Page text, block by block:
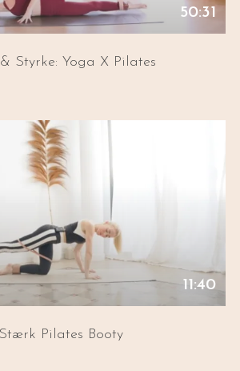
50:31
Styrke: Yoga X Pilates
11:40
Stærk Pilates Booty